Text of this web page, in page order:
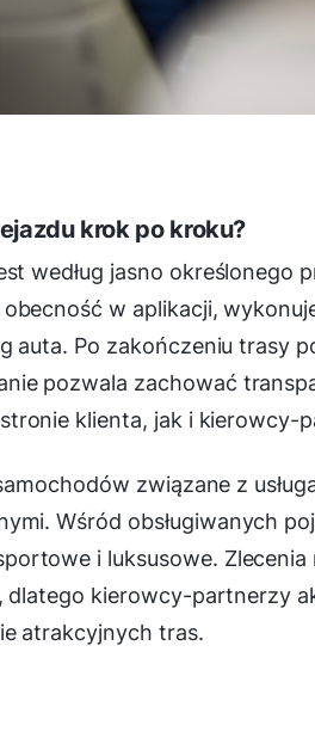
krok po kroku?
według jasno określonego
w aplikacji,
auta. Po zakończeniu trasy
pozwala zachować
klienta, jak i kierowcy-
związane z
Wśród obsługiwanych
i luksusowe.
dlatego kierowcy-partnerzy
atrakcyjnych tras.